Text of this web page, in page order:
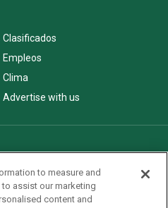
Clasificados
Empleos
Clima
Advertise with us
to measure and
assist our marketing
content and